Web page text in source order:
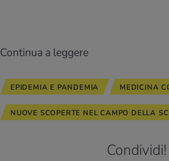
Continua a leggere
EPIDEMIA E PANDEMIA MEDICINA
NUOVE SCOPERTE NEL CAMPO DELLA
Condividi!